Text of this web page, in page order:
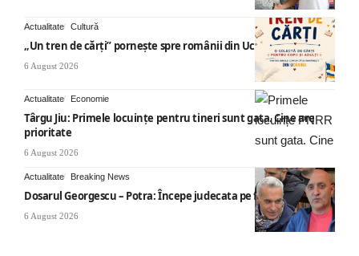
Actualitate Cultură
„Un tren de cărți” pornește spre românii din Ucraina
6 August 2026
Actualitate Economie
Târgu Jiu: Primele locuințe pentru tineri sunt gata. Cine are
prioritate
6 August 2026
Actualitate Breaking News
Dosarul Georgescu – Potra: Începe judecata pe fond
6 August 2026